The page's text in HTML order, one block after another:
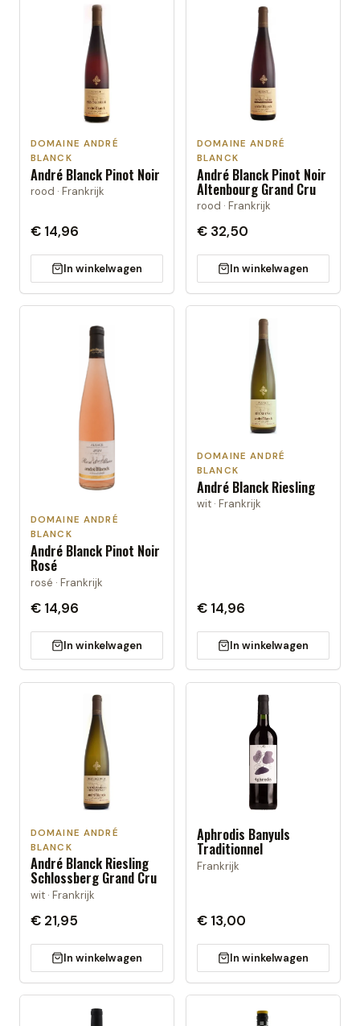
DOMAINE ANDRÉ
BLANCK
André Blanck Pinot Noir
rood · Frankrijk
€ 14,96
In winkelwagen
DOMAINE ANDRÉ
BLANCK
André Blanck Pinot Noir
Altenbourg Grand Cru
rood · Frankrijk
€ 32,50
In winkelwagen
DOMAINE ANDRÉ
BLANCK
André Blanck Pinot Noir
Rosé
rosé · Frankrijk
€ 14,96
In winkelwagen
DOMAINE ANDRÉ
BLANCK
André Blanck Riesling
wit · Frankrijk
€ 14,96
In winkelwagen
DOMAINE ANDRÉ
BLANCK
André Blanck Riesling
Schlossberg Grand Cru
wit · Frankrijk
€ 21,95
In winkelwagen
Aphrodis Banyuls
Traditionnel
Frankrijk
€ 13,00
In winkelwagen